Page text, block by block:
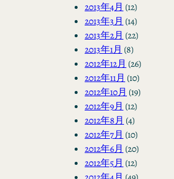
2013年4月 (12)
2013年3月 (14)
2013年2月 (22)
2013年1月 (8)
2012年12月 (26)
2012年11月 (10)
2012年10月 (19)
2012年9月 (12)
2012年8月 (4)
2012年7月 (10)
2012年6月 (20)
2012年5月 (12)